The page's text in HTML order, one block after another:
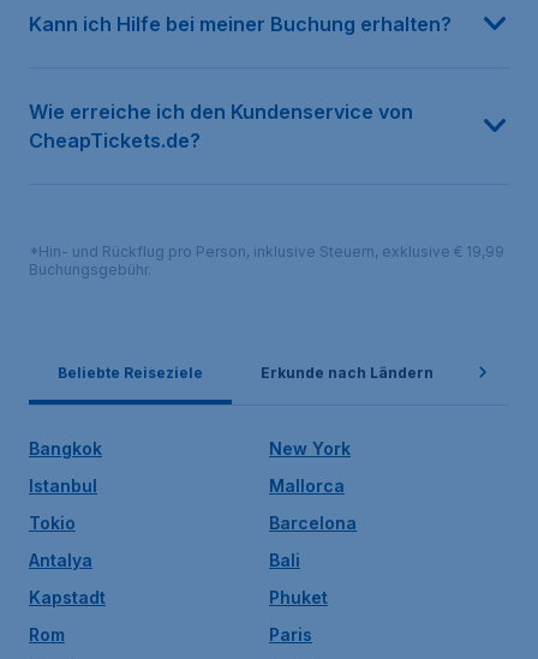
Kann ich Hilfe bei meiner Buchung erhalten?
Wie erreiche ich den Kundenservice von
CheapTickets.de?
*Hin- und Rückflug pro Person, inklusive Steuern, exklusive € 19,99
Buchungsgebühr.
Beliebte Reiseziele Erkunde nach Ländern
Bangkok
New York
Istanbul
Mallorca
Tokio
Barcelona
Antalya
Bali
Kapstadt
Phuket
Rom
Paris